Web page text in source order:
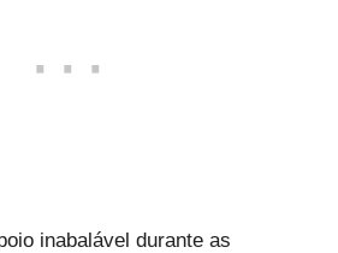
inabalável durante as